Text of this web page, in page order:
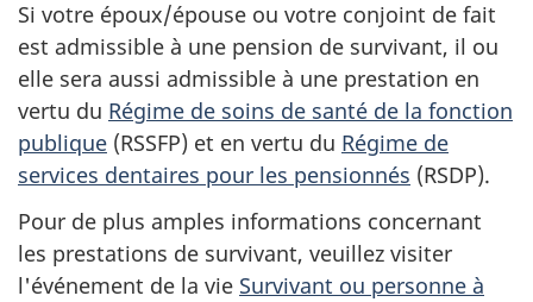
Si votre époux/épouse ou votre conjoint de fait
est admissible à une pension de survivant, il ou
elle sera aussi admissible à une prestation en
vertu du Régime de soins de santé de la fonction
publique (RSSFP) et en vertu du Régime de
services dentaires pour les pensionnés (RSDP).
Pour de plus amples informations concernant
les prestations de survivant, veuillez visiter
l'événement de la vie Survivant ou personne à